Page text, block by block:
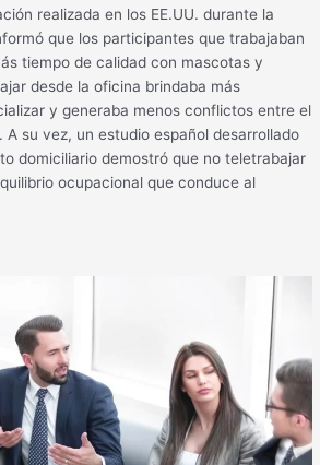
realizada en los EE.UU. durante la
que los participantes que trabajaban
tiempo de calidad con mascotas y
desde la oficina brindaba más
y generaba menos conflictos entre el
A su vez, un estudio español desarrollado
domiciliario demostró que no teletrabajar
ocupacional que conduce al